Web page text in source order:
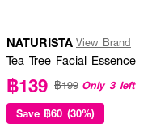
NATURISTA View Brand
Tea Tree Facial Essence
฿139 ฿199 Only 3 left
Save ฿60 (30%)